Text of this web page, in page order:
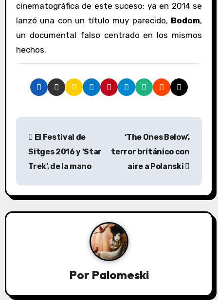
cinematográfica de este suceso; ya en 2014 se
lanzó una con un título muy parecido, Bodom,
un documental falso centrado en los mismos
hechos.
N
e
g
El Festival de
Sitges 2016 y ‘Star
Trek’, de la mano
‘The Ones Below’,
terror británico con
aire a Polanski
Por Palomeski